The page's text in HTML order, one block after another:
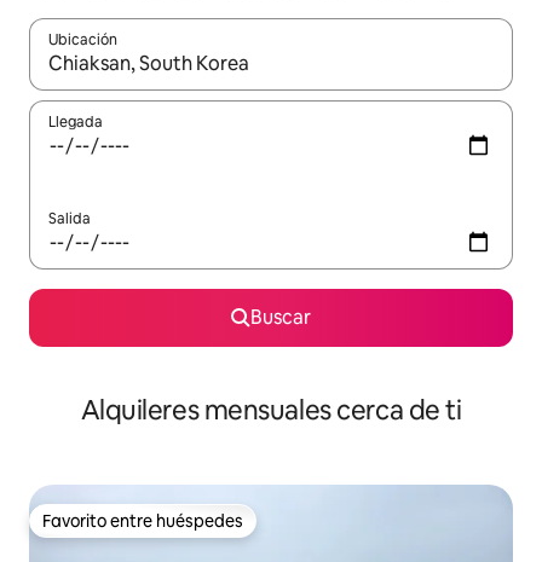
Ubicación
Cuando los resultados estén disponibles, navega con las
Llegada
Salida
Buscar
Alquileres mensuales cerca de ti
Favorito entre huéspedes
Favorito entre huéspedes